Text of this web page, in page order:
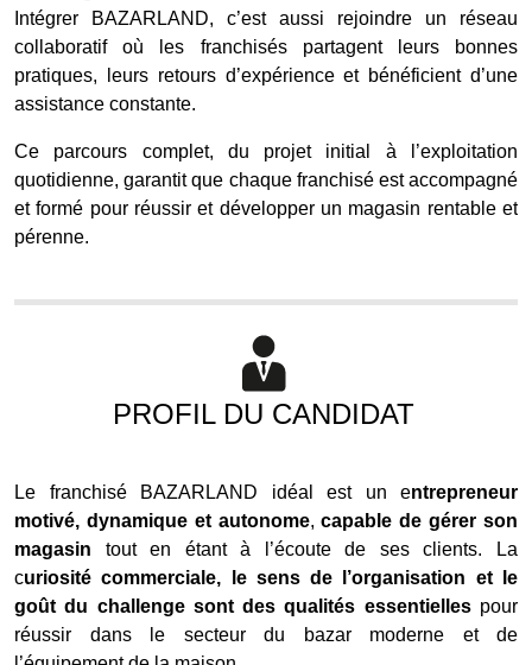
Intégrer BAZARLAND, c’est aussi rejoindre un réseau
collaboratif où les franchisés partagent leurs bonnes
pratiques, leurs retours d’expérience et bénéficient d’une
assistance constante.
Ce parcours complet, du projet initial à l’exploitation
quotidienne, garantit que chaque franchisé est accompagné
et formé pour réussir et développer un magasin rentable et
pérenne.
PROFIL DU CANDIDAT
Le franchisé BAZARLAND idéal est un entrepreneur
motivé, dynamique et autonome,capable de gérer son
magasin tout en étant à l’écoute de ses clients. La
curiosité commerciale, le sens de l’organisation et le
goût du challenge sont des qualités essentiellespour
réussir dans le secteur du bazar moderne et de